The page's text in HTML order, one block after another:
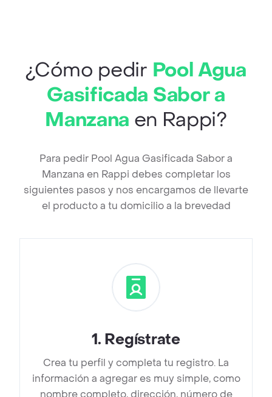
¿Cómo pedir Pool Agua
Gasificada Sabor a
Manzana en Rappi?
Para pedir Pool Agua Gasificada Sabor a
Manzana en Rappi debes completar los
siguientes pasos y nos encargamos de llevarte
el producto a tu domicilio a la brevedad
1. Regístrate
Crea tu perfil y completa tu registro. La
información a agregar es muy simple, como
nombre completo, dirección, número de